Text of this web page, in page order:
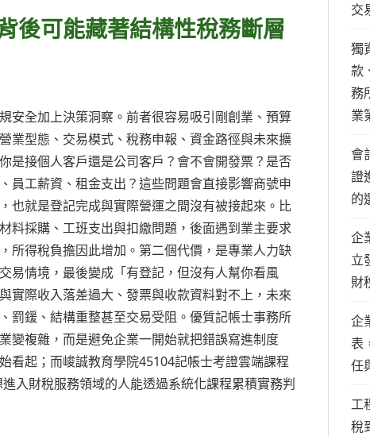
後可能藏著結構性稅務斷層
安全加上決策洞察。前者很容易吸引剛創業、預算
業型態、交易模式、稅務申報、資金路徑與未來擴
是接個人客戶還是公司客戶？會不會開發票？是否
員工薪資、租金支出？這些問題會直接影響商號申
也就是登記完成與實際營運之間沒有被接起來。比
料採購、工班支出與扣繳問題，後面遇到業主要求
所得稅負擔因此增加。第二個代價，是專業人力缺
易情境，最後變成「有登記，但沒有人幫你看風
實際收入落差過大、發票與收款資料對不上，未來
罰鍰、結構重整甚至交易受阻。優質記帳士事務所
變複雜，而是避免企業一開始就把錯誤寫進制度
看起；而峻誠教育學院45104記帳士考證雲端課程
入財稅服務領域的人能透過系統化課程累積實務判
交
獨
款
務
業
會
證
的
企
立
財
企
表
任
工
稅